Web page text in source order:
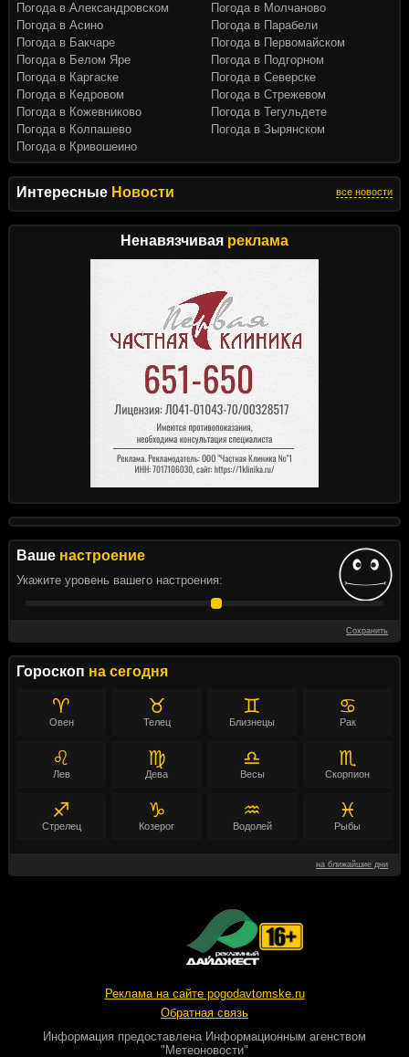
Интересные Новости все новости
Ненавязчивая реклама
Ваше настроение
Укажите уровень вашего настроения:
Сохранить
Гороскоп на сегодня
♈
Овен
♉
Телец
♊
Близнецы
♋
Рак
♌
Лев
♍
Дева
♎
Весы
♏
Скорпион
♐
Стрелец
♑
Козерог
♒
Водолей
♓
Рыбы
на ближайшие дни
Погода в Александровском
Погода в Асино
Погода в Бакчаре
Погода в Белом Яре
Погода в Каргаске
Погода в Кедровом
Погода в Кожевниково
Погода в Колпашево
Погода в Кривошеино
Погода в Молчаново
Погода в Парабели
Погода в Первомайском
Погода в Подгорном
Погода в Северске
Погода в Стрежевом
Погода в Тегульдете
Погода в Зырянском
Реклама на сайте pogodavtomske.ru
Обратная связь
Информация предоставлена Информационным агенством
"Метеоновости"